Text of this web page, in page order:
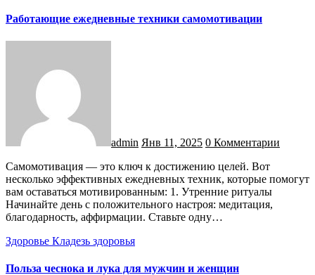
Работающие ежедневные техники самомотивации
admin Янв 11, 2025 0 Комментарии
Самомотивация — это ключ к достижению целей. Вот
несколько эффективных ежедневных техник, которые помогут
вам оставаться мотивированным: 1. Утренние ритуалы
Начинайте день с положительного настроя: медитация,
благодарность, аффирмации. Ставьте одну…
Здоровье Кладезь здоровья
Польза чеснока и лука для мужчин и женщин